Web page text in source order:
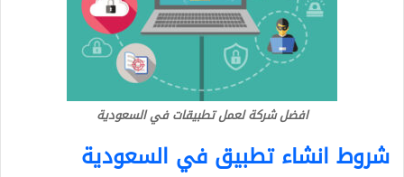
افضل شركة لعمل تطبيقات في السعودية
شروط انشاء تطبيق في السعودية